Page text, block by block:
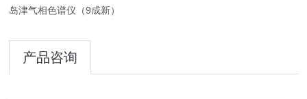
岛津气相色谱仪（9成新）
产品咨询